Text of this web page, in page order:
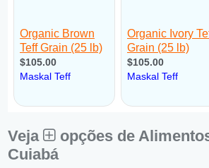
Veja
opções de
Cuiabá